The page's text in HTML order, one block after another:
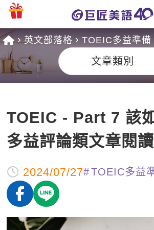
課程總覽
英文課程總表
英文會話
商用英文
英文檢定
TOEIC 多益課程
能力養成
全國分校
英文部落格
師資團隊
學習分享
學員專區
英文部落格 TOEIC多益準備
文章類別
TOEIC - Part 7 該
多益評論類文章閱
2024/07/27 TOEIC多益